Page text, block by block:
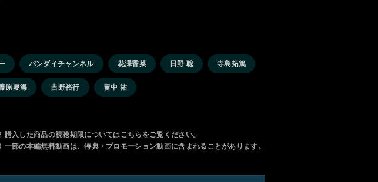
バンダイチャンネル 花澤香菜 日野 聡 寺島拓篤
原夏海 吉野裕行 畠中 祐
購入した商品の視聴期限についてはこちら をご覧ください。
一部の本編無料動画は、特典・プロモーション動画に含まれることがあります。